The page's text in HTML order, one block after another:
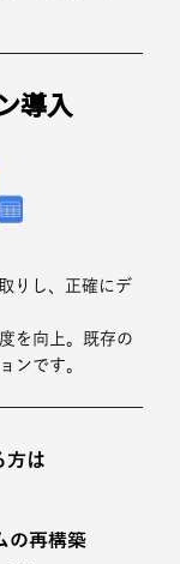
導入
りし、正確にデ
を向上。既存の
ンです。
方は
の再構築